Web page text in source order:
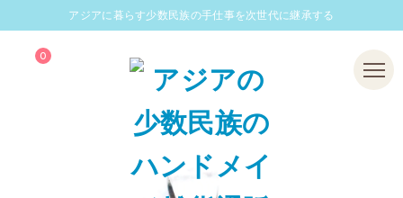
アジアに暮らす少数民族の手仕事を次世代に継承する
0 Menu